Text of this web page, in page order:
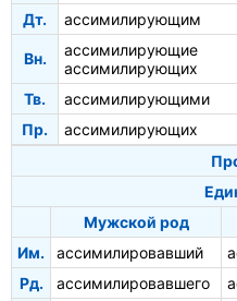
Дт.
ассимилирующим
Вн.
ассимилирующие
ассимилирующих
Тв.
ассимилирующими
Пр.
ассимилирующих
Мужской род
Им.
ассимилировавший
Рд.
ассимилировавшего